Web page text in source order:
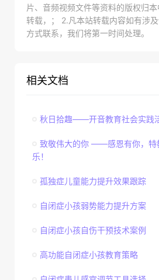
片、音频视频文件等资料的版权归
转载，； 2.凡本站转载内容如有涉
方式联系，我们将第一时间处理。
相关文档
秋日拾趣——开音教育社会实践
致敬伟大的你 ——感恩有你，特
乐！
孤独症儿童能力提升效果跟踪
自闭症小孩弱势能力提升方案
自闭症小孩自伤干预技术案例
高功能自闭症小孩教育策略